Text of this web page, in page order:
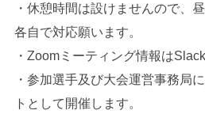
・休憩時間は設けませんので、
各自で対応願います。
・Zoomミーティング情報は
・参加選手及び大会運営事務局
トとして開催します。